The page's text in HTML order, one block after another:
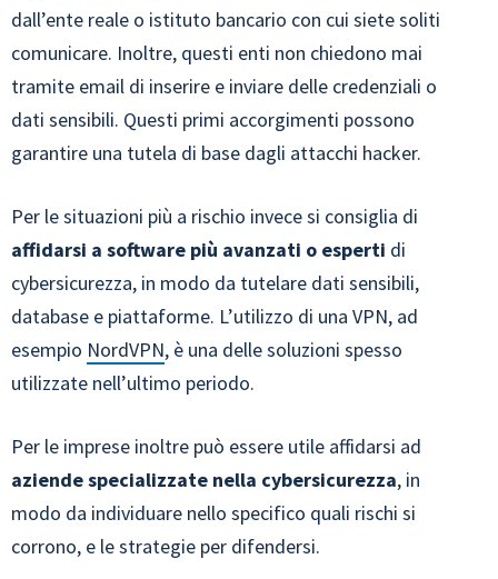
dall’ente reale o istituto bancario con cui siete soliti
comunicare. Inoltre, questi enti non chiedono mai
tramite email di inserire e inviare delle credenziali o
dati sensibili. Questi primi accorgimenti possono
garantire una tutela di base dagli attacchi hacker.
Per le situazioni più a rischio invece si consiglia di
affidarsi a software più avanzati o esperti di
cybersicurezza, in modo da tutelare dati sensibili,
database e piattaforme. L’utilizzo di una VPN, ad
esempio NordVPN, è una delle soluzioni spesso
utilizzate nell’ultimo periodo.
Per le imprese inoltre può essere utile affidarsi ad
aziende specializzate nella cybersicurezza, in
modo da individuare nello specifico quali rischi si
corrono, e le strategie per difendersi.